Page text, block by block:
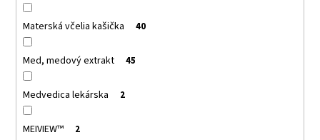
Materská včelia kašička 40
Med, medový extrakt 45
Medvedica lekárska 2
MEIVIEW™ 2